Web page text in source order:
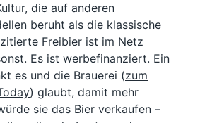
die auf anderen
beruht als die klassische
Freibier ist im Netz
Es ist werbefinanziert. Ein
es und die Brauerei (zum
) glaubt, damit mehr
sie das Bier verkaufen –